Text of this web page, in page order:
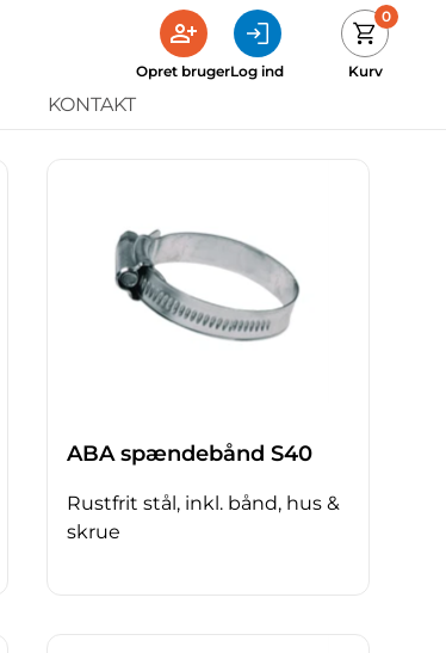
Opret brugerLog ind
0
Kurv
KONTAKT
ABA spændebånd S40
Rustfrit stål, inkl. bånd, hus &
skrue